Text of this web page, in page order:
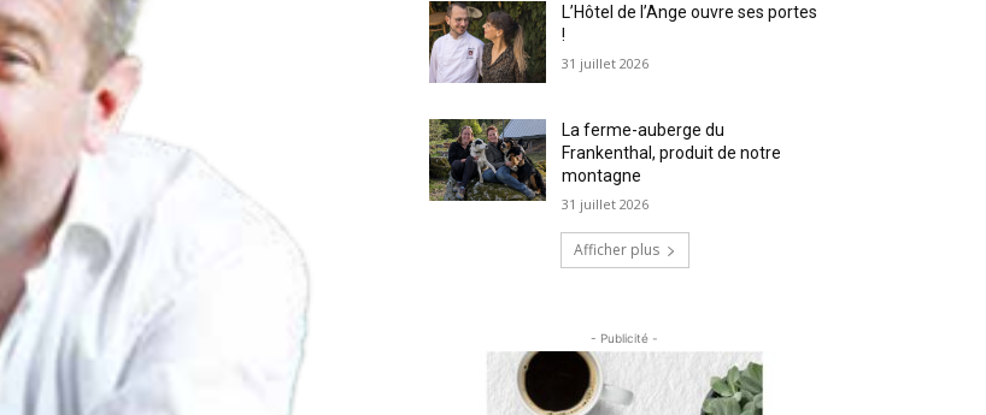
L’Hôtel de l’Ange ouvre ses portes
!
31 juillet 2026
La ferme-auberge du
Frankenthal, produit de notre
montagne
31 juillet 2026
Afficher plus
- Publicité -